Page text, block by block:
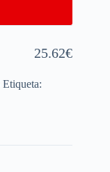
25.62€
Etiqueta: